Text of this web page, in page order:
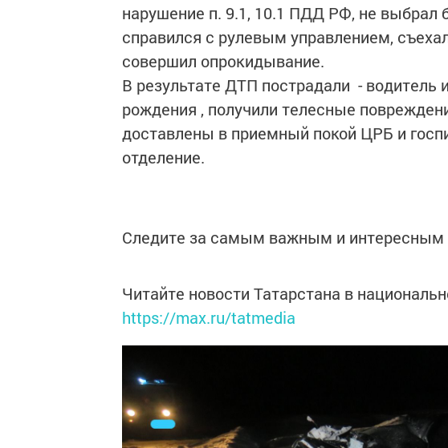
нарушение п. 9.1, 10.1 ПДД РФ, не выбрал
справился с рулевым управлением,
совершил опрокидывание.
В результате ДТП пострадали - водитель
рождения , получили телесные
доставлены в приемный покой ЦРБ и
отделение.
Следите за самым важным и интересным
Читайте новости Татарстана в
https://max.ru/tatmedia